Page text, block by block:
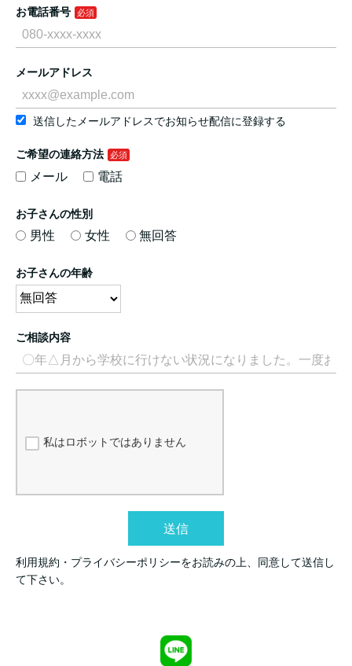
お電話番号
メールアドレス
送信したメールアドレスでお知らせ配信に登録する
ご希望の連絡方法
メール 電話
お子さんの性別
男性 女性 無回答
お子さんの年齢
ご相談内容
私はロボットではありません
送信
利用規約・プライバシーポリシーをお読みの上、同意して送信し
て下さい。